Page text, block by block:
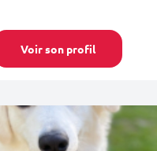
Voir son profil